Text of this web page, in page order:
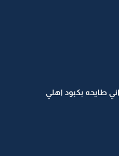
طايحه بكبود اهلي